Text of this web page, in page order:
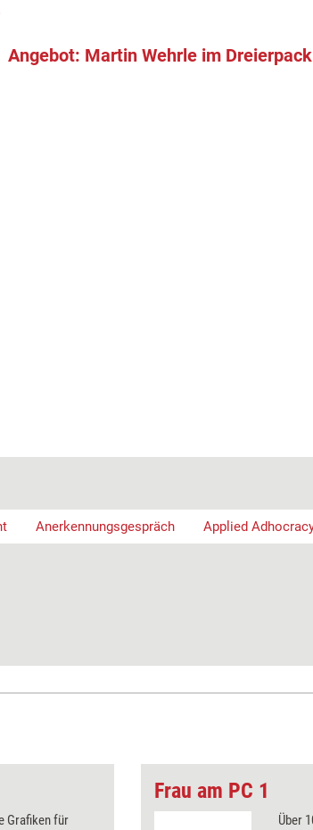
Angebot: Martin Wehrle im Dreierpack
Anerkennungsgespräch Applied
Grafiken für
Frau am PC 1
Über